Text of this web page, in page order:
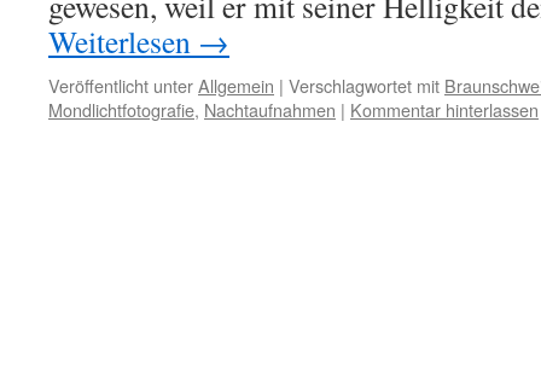
Weiterlesen →
Veröffentlicht unterAllgemein | Verschlagwortet mit
Mondlichtfotografie, Nachtaufnahmen | Kommentar hinterlassen